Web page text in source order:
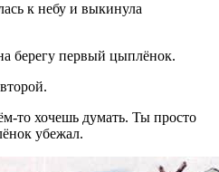
к небу и выкинула
берегу первый цыплёнок.
то хочешь думать. Ты просто
убежал.